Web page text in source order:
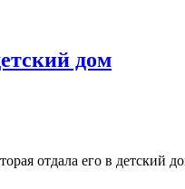
дом
отдала его в